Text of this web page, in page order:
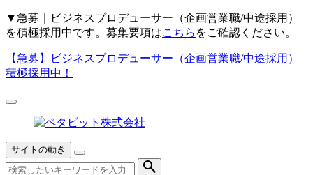
▼ 急募｜ビジネスプロデューサー（企画営業職/中途採用）
を積極採用中です。募集要項はこちら をご確認ください。
【急募】
ビジネスプロデューサー（企画営業職/中途採用）
積極採用中！
サイトの動き